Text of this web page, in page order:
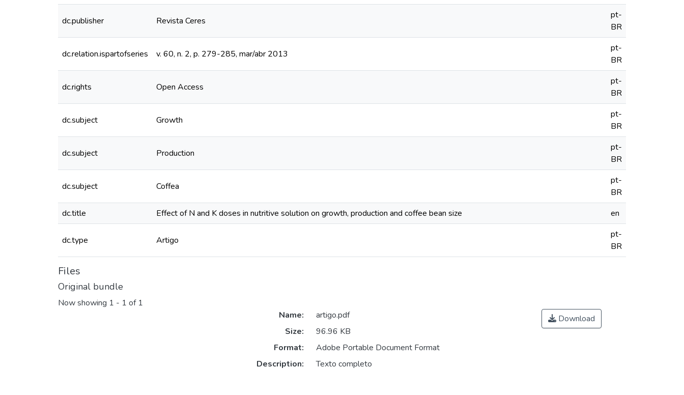
dc.publisher Revista Ceres
pt-
BR
dc.relation.ispartofseries v. 60, n. 2, p. 279-285, mar/abr 2013
pt-
BR
dc.rights Open Access
pt-
BR
dc.subject Growth
pt-
BR
dc.subject Production
pt-
BR
dc.subject Coffea
pt-
BR
dc.title
Effect of N and K doses in nutritive solution on growth, production and coffee bean size en
dc.type Artigo
pt-
BR
Files
Original bundle
Now showing 1 - 1 of 1
Name:
artigo.pdf
Size:
96.96 KB
Format:
Adobe Portable Document Format
Description:
Texto completo
Download